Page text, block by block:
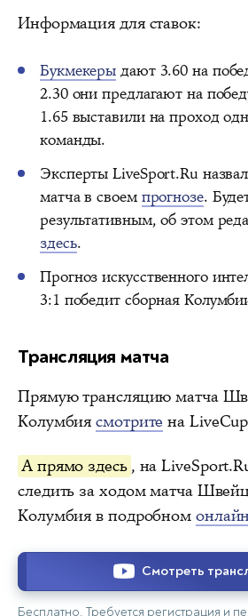
Информация для ставок:
Букмекеры дают 3.60 на
2.30 они предлагают на
1.65 выставили на проход
команды.
Эксперты LiveSport.Ru
матча в своем прогнозе.
результативным, об этом
здесь.
Прогноз искусственного
3:1 победит сборная
Трансляция матча
Прямую трансляцию матча
Колумбиясмотрите на
А прямо здесь , на
следить за ходом матча
Колумбия в подробном
Смотреть
Бесплатно. Требуется регистрация и